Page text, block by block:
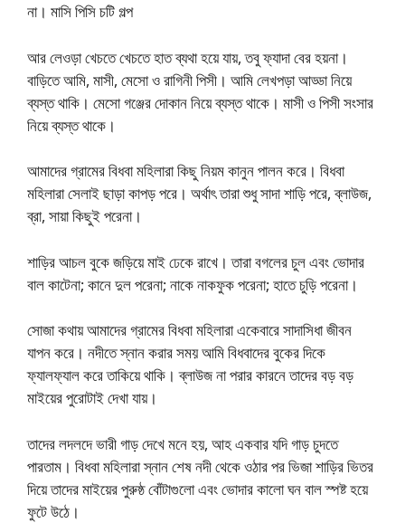
না। মাসি পিসি চটি গল্প
আর লেওড়া খেচতে খেচতে হাত ব্যথা হয়ে যায়, তবু ফ্যাদা বের হয়না।
বাড়িতে আমি, মাসী, মেসো ও রাগিনী পিসী। আমি লেখপড়া আড্ডা নিয়ে
ব্যস্ত থাকি। মেসো গঞ্জের দোকান নিয়ে ব্যস্ত থাকে। মাসী ও পিসী সংসার
নিয়ে ব্যস্ত থাকে।
আমাদের গ্রামের বিধবা মহিলারা কিছু নিয়ম কানুন পালন করে। বিধবা
মহিলারা সেলাই ছাড়া কাপড় পরে। অর্থাৎ তারা শুধু সাদা শাড়ি পরে, ব্লাউজ,
ব্রা, সায়া কিছুই পরেনা।
শাড়ির আচল বুকে জড়িয়ে মাই ঢেকে রাখে। তারা বগলের চুল এবং ভোদার
বাল কাটেনা; কানে দুল পরেনা; নাকে নাকফুক পরেনা; হাতে চুড়ি পরেনা।
সোজা কথায় আমাদের গ্রামের বিধবা মহিলারা একেবারে সাদাসিধা জীবন
যাপন করে। নদীতে স্নান করার সময় আমি বিধবাদের বুকের দিকে
ফ্যালফ্যাল করে তাকিয়ে থাকি। ব্লাউজ না পরার কারনে তাদের বড় বড়
মাইয়ের পুরোটাই দেখা যায়।
তাদের লদলদে ভারী গাড় দেখে মনে হয়, আহ একবার যদি গাড় চুদতে
পারতাম। বিধবা মহিলারা স্নান শেষ নদী থেকে ওঠার পর ভিজা শাড়ির ভিতর
দিয়ে তাদের মাইয়ের পুরুষ্ঠ বোঁটাগুলো এবং ভোদার কালো ঘন বাল স্পষ্ট হয়ে
ফুটে উঠে।